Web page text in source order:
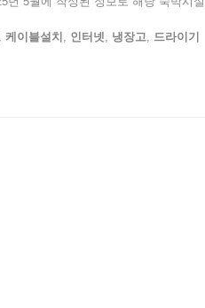
, 케이블설치 , 인터넷, 냉장고, 드라이기